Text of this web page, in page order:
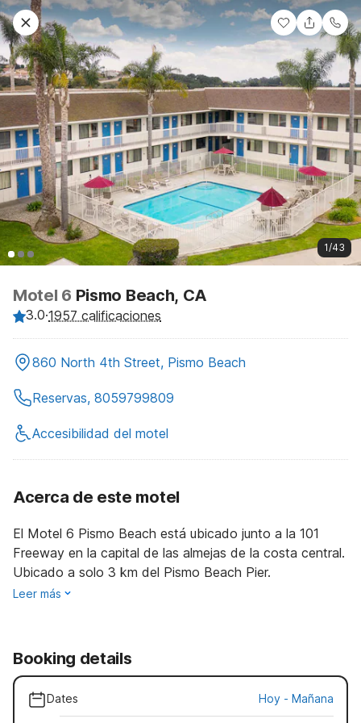
1/43
Motel 6 Pismo Beach, CA
3.0·1957 calificaciones
860 North 4th Street, Pismo Beach
Reservas, 8059799809
Accesibilidad del motel
Acerca de este motel
El Motel 6 Pismo Beach está ubicado junto a la 101
Freeway en la capital de las almejas de la costa central.
Ubicado a solo 3 km del Pismo Beach Pier.
Leer más
Booking details
Dates Hoy - Mañana